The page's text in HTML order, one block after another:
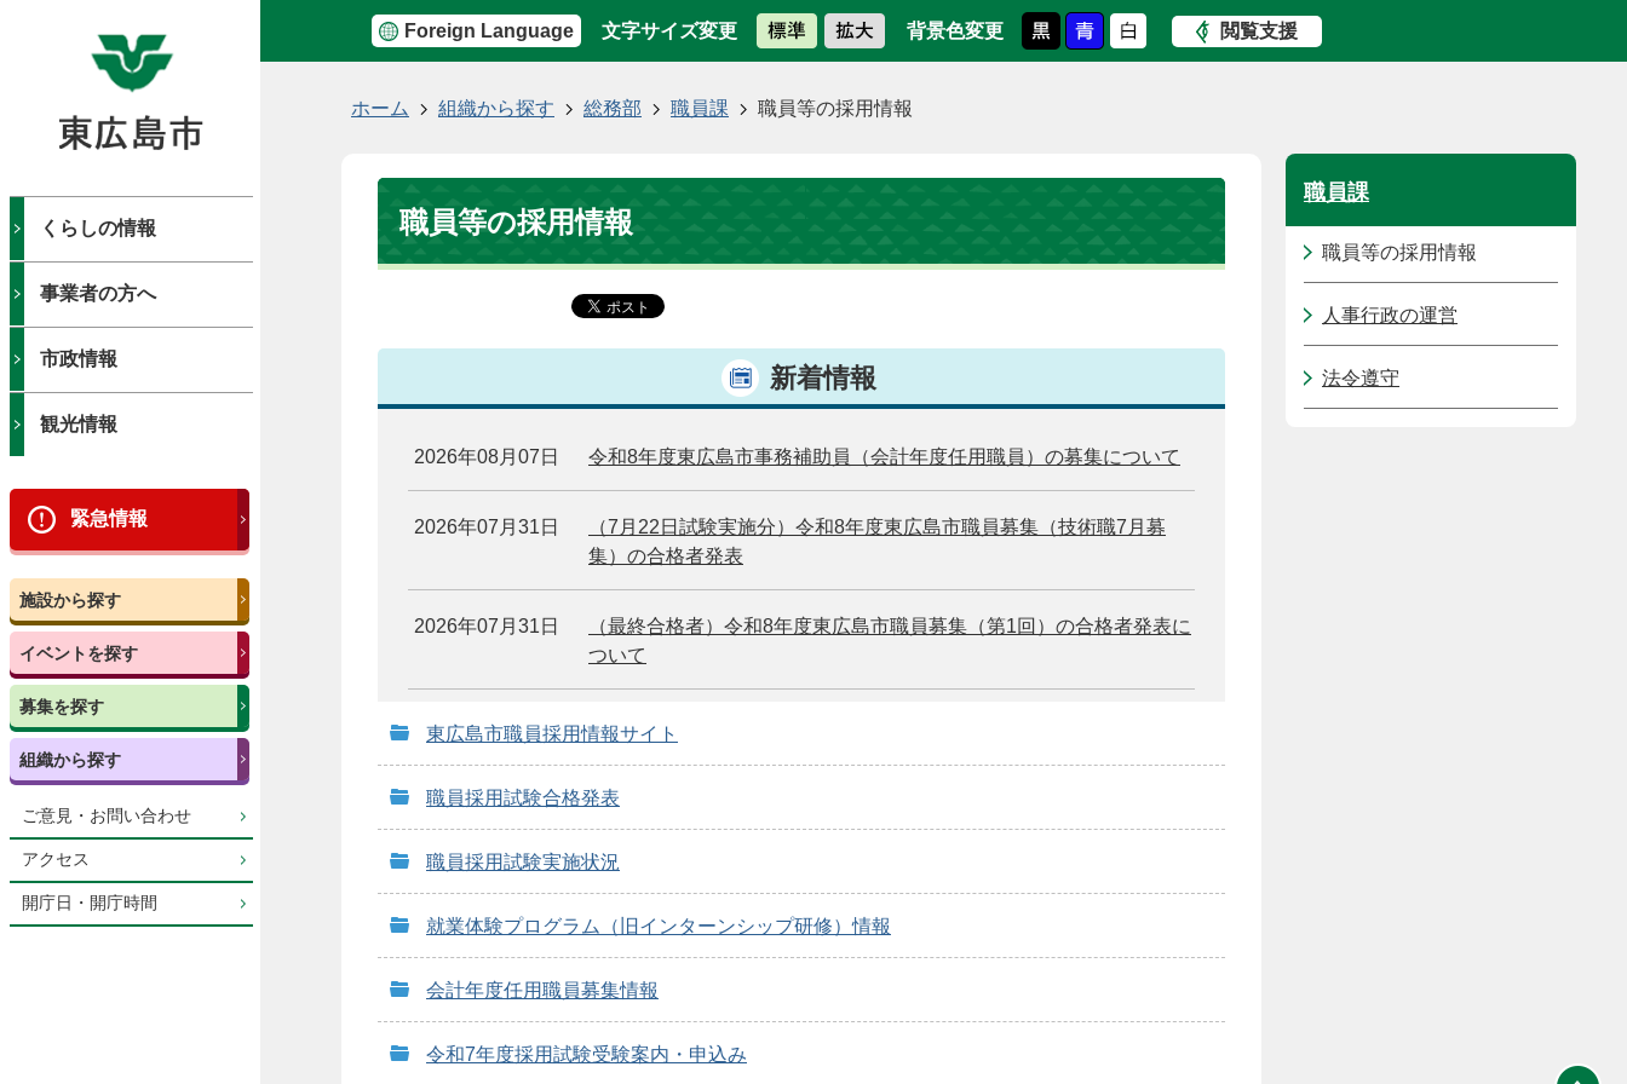
Foreign Language 文字サイズ変更 背景色変更 閲覧支援
くらしの情報
事業者の方へ
市政情報
観光情報
緊急情報
施設から探す
イベントを探す
募集を探す
組織から探す
ご意見・お問い合わせ
アクセス
開庁日・開庁時間
ホーム 組織から探す 総務部 職員課 職員等の採用情報
職員等の採用情報
新着情報
2026年08月07日 令和8年度東広島市事務補助員（会計年度任用職員）の募集について
2026年07月31日
（7月22日試験実施分）令和8年度東広島市職員募集（技術職7月募
集）の合格者発表
2026年07月31日
（最終合格者）令和8年度東広島市職員募集（第1回）の合格者発表に
ついて
東広島市職員採用情報サイト
職員採用試験合格発表
職員採用試験実施状況
就業体験プログラム（旧インターンシップ研修）情報
会計年度任用職員募集情報
令和7年度採用試験受験案内・申込み
職員課
職員等の採用情報
人事行政の運営
法令遵守